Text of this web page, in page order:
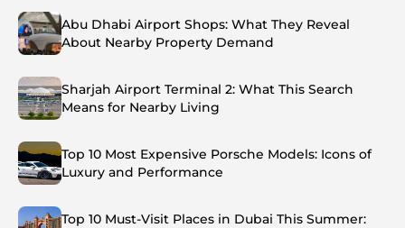
Abu Dhabi Airport Shops: What They Reveal
About Nearby Property Demand
Sharjah Airport Terminal 2: What This Search
Means for Nearby Living
Top 10 Most Expensive Porsche Models: Icons of
Luxury and Performance
Top 10 Must-Visit Places in Dubai This Summer: